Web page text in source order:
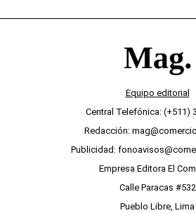
Equipo editorial
Central Telefónica: (+511)
Redacción:
Publicidad:
Empresa Editora El
Calle Paracas #532
Pueblo Libre, Lima